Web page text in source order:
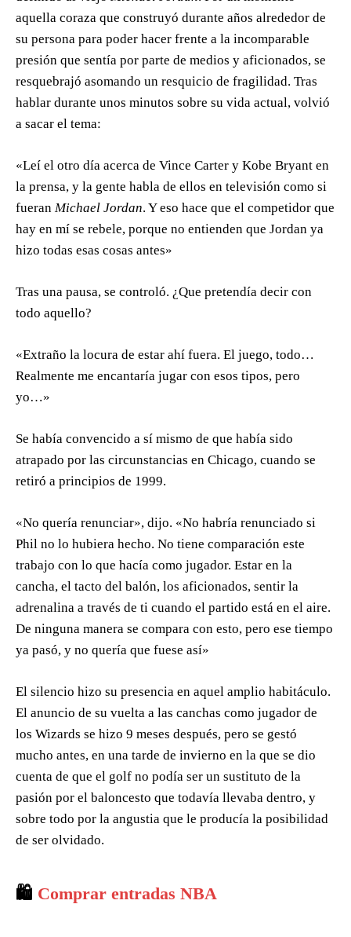
aquella coraza que construyó durante años alrededor de
su persona para poder hacer frente a la incomparable
presión que sentía por parte de medios y aficionados, se
resquebrajó asomando un resquicio de fragilidad. Tras
hablar durante unos minutos sobre su vida actual, volvió
a sacar el tema:
«Leí el otro día acerca de Vince Carter y Kobe Bryant en
la prensa, y la gente habla de ellos en televisión como si
fueran Michael Jordan. Y eso hace que el competidor que
hay en mí se rebele, porque no entienden que Jordan ya
hizo todas esas cosas antes»
Tras una pausa, se controló. ¿Que pretendía decir con
todo aquello?
«Extraño la locura de estar ahí fuera. El juego, todo…
Realmente me encantaría jugar con esos tipos, pero
yo…»
Se había convencido a sí mismo de que había sido
atrapado por las circunstancias en Chicago, cuando se
retiró a principios de 1999.
«No quería renunciar», dijo. «No habría renunciado si
Phil no lo hubiera hecho. No tiene comparación este
trabajo con lo que hacía como jugador. Estar en la
cancha, el tacto del balón, los aficionados, sentir la
adrenalina a través de ti cuando el partido está en el aire.
De ninguna manera se compara con esto, pero ese tiempo
ya pasó, y no quería que fuese así»
El silencio hizo su presencia en aquel amplio habitáculo.
El anuncio de su vuelta a las canchas como jugador de
los Wizards se hizo 9 meses después, pero se gestó
mucho antes, en una tarde de invierno en la que se dio
cuenta de que el golf no podía ser un sustituto de la
pasión por el baloncesto que todavía llevaba dentro, y
sobre todo por la angustia que le producía la posibilidad
de ser olvidado.
🛍️ Comprar entradas NBA